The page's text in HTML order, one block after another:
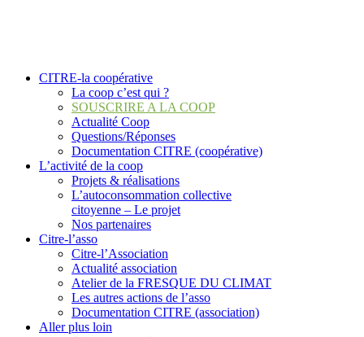
CITRE-la coopérative
La coop c’est qui ?
SOUSCRIRE A LA COOP
Actualité Coop
Questions/Réponses
Documentation CITRE (coopérative)
L’activité de la coop
Projets & réalisations
L’autoconsommation collective
citoyenne – Le projet
Nos partenaires
Citre-l’asso
Citre-l’Association
Actualité association
Atelier de la FRESQUE DU CLIMAT
Les autres actions de l’asso
Documentation CITRE (association)
Aller plus loin